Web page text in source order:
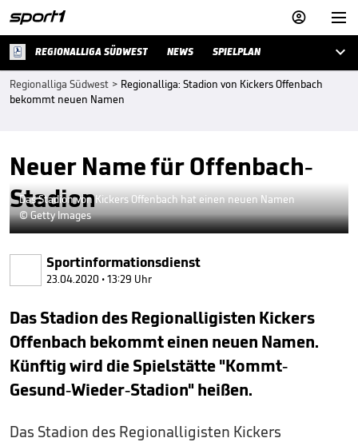


REGIONALLIGA SÜDWEST NEWS SPIELPLAN 
Regionalliga Südwest > Regionalliga: Stadion von Kickers Offenbach
bekommt neuen Namen
Neuer Name für Offenbach-
Stadion
Das Stadion von Kickers Offenbach hat einen neuen Namen
© Getty Images
Sportinformationsdienst
23.04.2020 • 13:29 Uhr
Das Stadion des Regionalligisten Kickers
Offenbach bekommt einen neuen Namen.
Künftig wird die Spielstätte "Kommt-
Gesund-Wieder-Stadion" heißen.
Das Stadion des Regionalligisten Kickers